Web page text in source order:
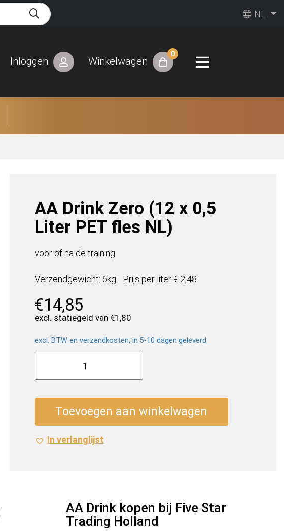
NL
Inloggen Winkelwagen
0
AA Drink Zero (12 x 0,5
Liter PET fles NL)
voor of na de training
Verzendgewicht: 6kg Prijs per liter € 2,48
€14,85
excl. statiegeld van €1,80
excl. BTW en verzendkosten, in 5-10 dagen geleverd
AA
Zero
Liter
PET
Toevoegen aan winkelwagen
In verlanglijst
AA Drink kopen bij Five Star
Trading Holland